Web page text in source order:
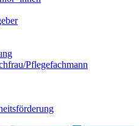
Pflegefachmann